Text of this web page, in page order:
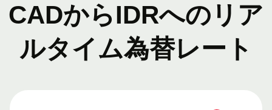
CADからIDRへのリア
ルタイム為替レート